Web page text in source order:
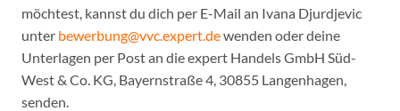
möchtest, kannst du dich per E-Mail an Ivana Djurdjevic
unter bewerbung@vvc.expert.dewenden oder deine
Unterlagen per Post an die expert Handels GmbH Süd-
West & Co. KG, Bayernstraße 4, 30855 Langenhagen,
senden.